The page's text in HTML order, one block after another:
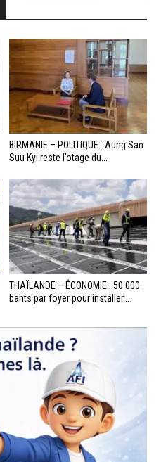
BIRMANIE – POLITIQUE : Aung San
Suu Kyi reste l’otage du...
THAÏLANDE – ÉCONOMIE : 50 000
bahts par foyer pour installer...